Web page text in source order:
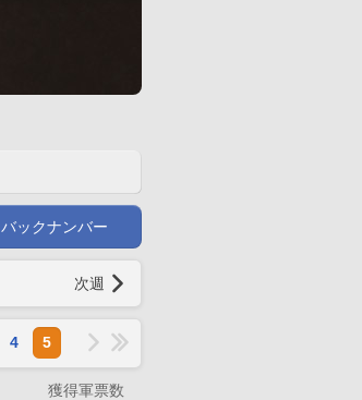
バックナンバー
次週
4 5
獲得軍票数